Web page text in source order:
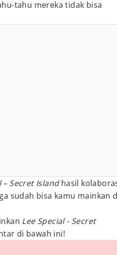
tahu mereka tidak bisa
– Secret Islandhasil
sudah bisa kamu mainkan
Lee Special - Secret
di bawah ini!